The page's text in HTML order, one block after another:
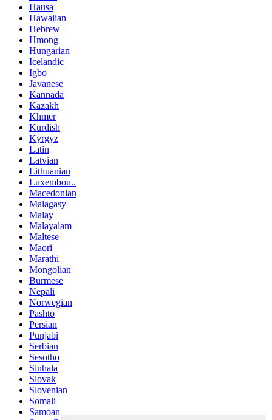
Hausa
Hawaiian
Hebrew
Hmong
Hungarian
Icelandic
Igbo
Javanese
Kannada
Kazakh
Khmer
Kurdish
Kyrgyz
Latin
Latvian
Lithuanian
Luxembou..
Macedonian
Malagasy
Malay
Malayalam
Maltese
Maori
Marathi
Mongolian
Burmese
Nepali
Norwegian
Pashto
Persian
Punjabi
Serbian
Sesotho
Sinhala
Slovak
Slovenian
Somali
Samoan